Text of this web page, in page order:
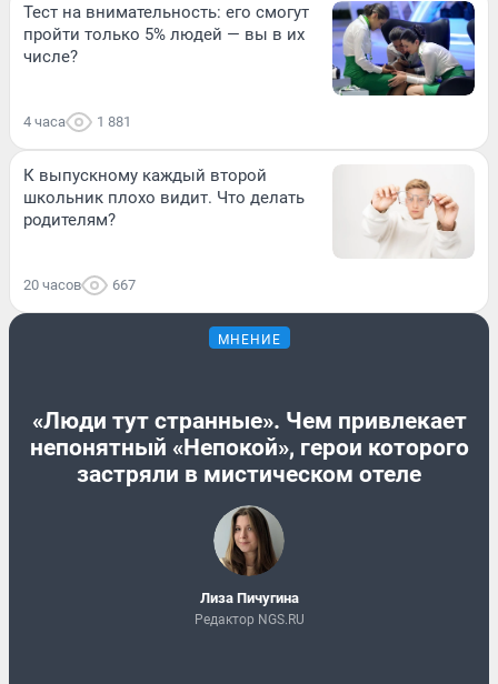
Тест на внимательность: его смогут
пройти только 5% людей — вы в их
числе?
4 часа 1 881
К выпускному каждый второй
школьник плохо видит. Что делать
родителям?
20 часов 667
МНЕНИЕ
«Люди тут странные». Чем привлекает
непонятный «Непокой», герои которого
застряли в мистическом отеле
Лиза Пичугина
Редактор NGS.RU